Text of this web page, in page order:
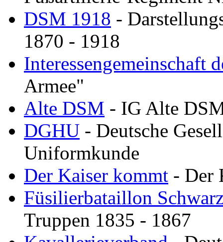
DSM 1918 -
1870 - 1918
Interessengemeinschaft
Armee"
Alte DSM - IG Alte
DGHU - Deutsche
Uniformkunde
Der Kaiser kommt - Der
Füsilierbataillon
Truppen 1835 - 1867